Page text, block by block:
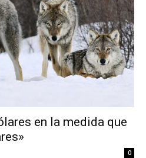
en la medida que
0